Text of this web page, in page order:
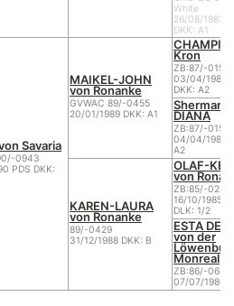
White
26/08/1983
DKK: A1
Savaria
0943
PDS DKK:
MAIKEL-JOHN
von Ronanke
GVWAC 89/-0455
20/01/1989 DKK: A1
Kron
ZB:87/-0150
03/04/1980
DKK: A2
DIANA
ZB:87/-0154
04/04/1983
A2
KAREN-LAURA
von Ronanke
89/-0429
31/12/1988 DKK: B
OLAF-
von
ZB:85/-024
16/10/1985
DLK: 1/2
ESTA DE
von der
Monreal
ZB:86/-068
07/07/1986